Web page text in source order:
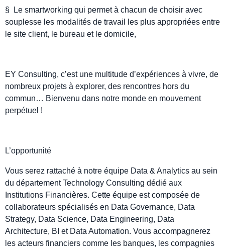
§ Le smartworking qui permet à chacun de choisir avec
souplesse les modalités de travail les plus appropriées entre
le site client, le bureau et le domicile,
EY Consulting, c’est une multitude d’expériences à vivre, de
nombreux projets à explorer, des rencontres hors du
commun… Bienvenu dans notre monde en mouvement
perpétuel !
L’opportunité
Vous serez rattaché à notre équipe Data & Analytics au sein
du département Technology Consulting dédié aux
Institutions Financières. Cette équipe est composée de
collaborateurs spécialisés en Data Governance, Data
Strategy, Data Science, Data Engineering, Data
Architecture, BI et Data Automation. Vous accompagnerez
les acteurs financiers comme les banques, les compagnies